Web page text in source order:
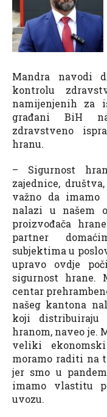
Mandra navodi
kontrolu
namijenjenih za
građani BiH
zdravstveno
hranu.
– Sigurnost
zajednice,
važno da
nalazi u našem
proizvođača
partner
subjektima u
upravo ovdje
sigurnost hrane.
centar
našeg kantona
koji distribuiraju
hranom, naveo je.
veliki
moramo raditi na
jer smo u
imamo vlastitu
uvozu.